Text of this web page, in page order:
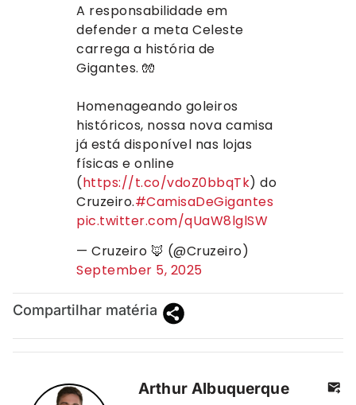
A responsabilidade em
defender a meta Celeste
carrega a história de
Gigantes. 🧤
Homenageando goleiros
históricos, nossa nova camisa
já está disponível nas lojas
físicas e online
(https://t.co/vdoZ0bbqTk) do
Cruzeiro.#CamisaDeGigantes
pic.twitter.com/qUaW8lglSW
— Cruzeiro 🦊 (@Cruzeiro)
September 5, 2025
Compartilhar matéria
Arthur Albuquerque